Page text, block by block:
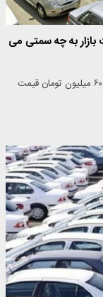
بازار به چه سمتی می
ری‌را، گران‌ترین شاسی‌بلند داخلی، در بازار دو میلیارد و ۶۰۰ میلیون تومان قیمت